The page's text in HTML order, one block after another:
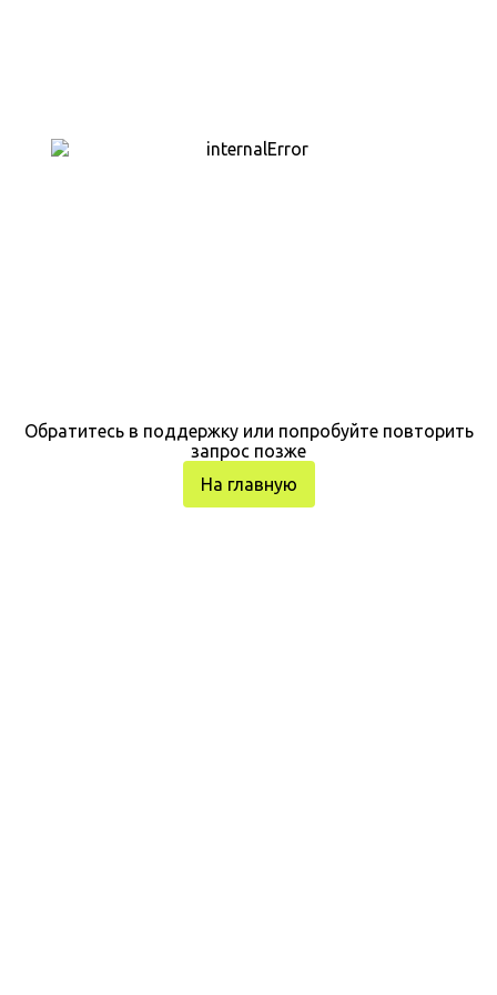
Обратитесь в поддержку или попробуйте повторить
запрос позже
На главную